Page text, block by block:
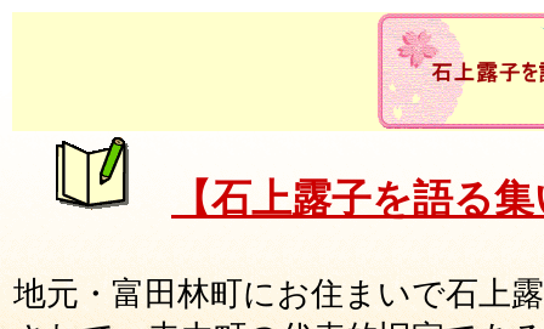
【石上露子を語る
地元・富田林町にお住まいで石上